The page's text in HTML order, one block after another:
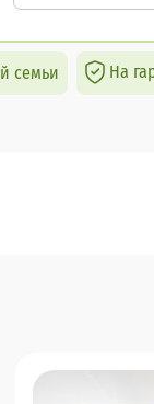
семьи На